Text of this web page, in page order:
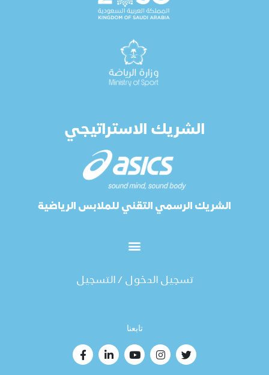
الشريك الاستراتيجي
الشريك الرسمي التقني للملابس الرياضية
تسجيل الدخول / التسجيل
تابعنا